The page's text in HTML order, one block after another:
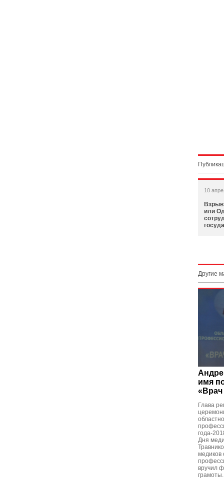
10
Взрыв
или
Другие
имя
«Врач
Глава
года-
Дня
медиков
вручил
грамоты.